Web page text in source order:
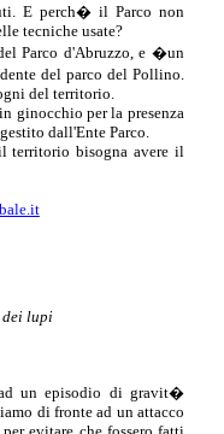
E perch� il Parco non
tecniche usate?
Parco d'Abruzzo, e �un
del parco del Pollino.
del territorio.
ginocchio per la presenza
dall'Ente Parco.
territorio bisogna avere il
dei lupi
un episodio di gravit�
di fronte ad un attacco